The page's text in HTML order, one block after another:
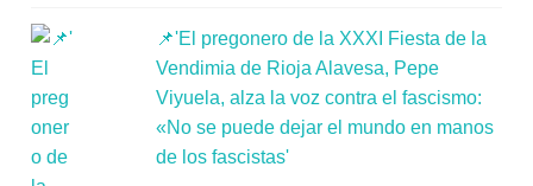
📌'El pregonero de la XXXI Fiesta de la
Vendimia de Rioja Alavesa, Pepe
Viyuela, alza la voz contra el fascismo:
«No se puede dejar el mundo en manos
de los fascistas'